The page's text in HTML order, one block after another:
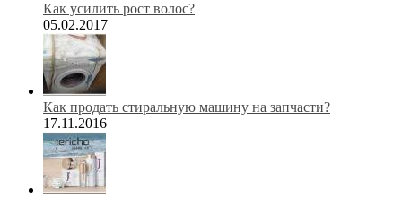
Как усилить рост волос?
05.02.2017
Как продать стиральную машину на запчасти?
17.11.2016